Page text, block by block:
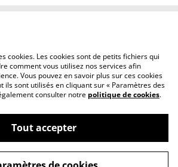
nous
de
Politique de
cookies
cookies. Les cookies sont de petits fichiers qui
comment vous utilisez nos services afin
Vous pouvez en savoir plus sur ces cookies
ils sont utilisés en cliquant sur « Paramètres des
consulter notre politique de cookies.
Tout accepter